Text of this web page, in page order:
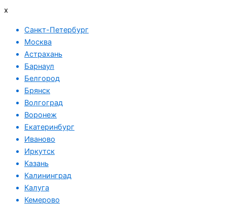
x
Санкт-Петербург
Москва
Астрахань
Барнаул
Белгород
Брянск
Волгоград
Воронеж
Екатеринбург
Иваново
Иркутск
Казань
Калининград
Калуга
Кемерово